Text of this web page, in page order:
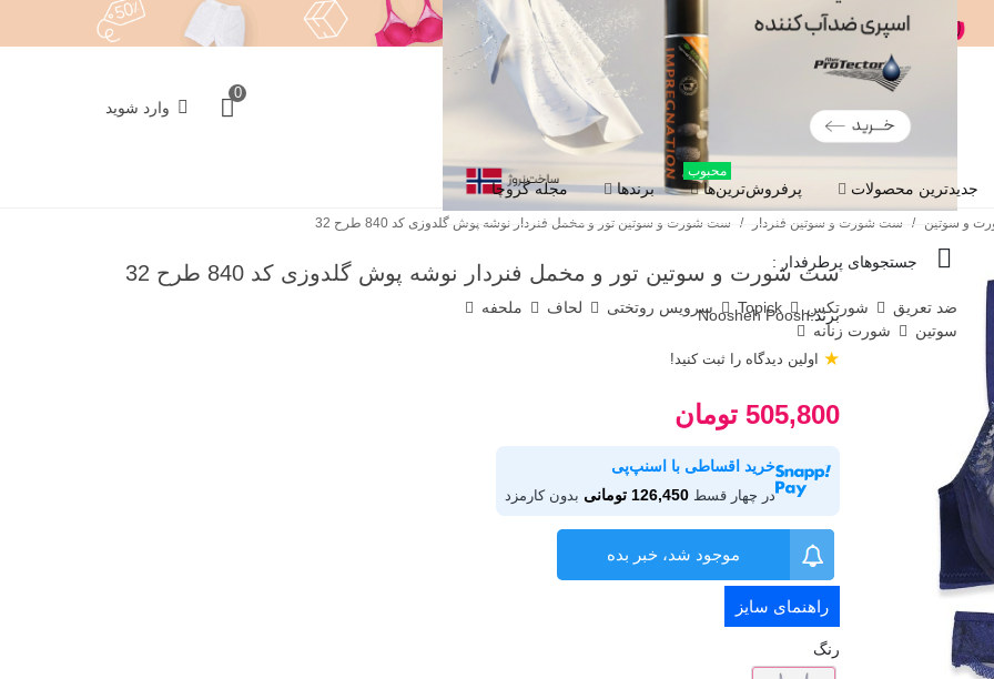
جستجوهای پرطرفدار :
ضد تعریق شورتکس Topick سرویس روتختی لحاف
ملحفه
سوتین
شورت زنانه
0
وارد شوید
جدیدترین محصولات پرفروش‌ترین‌ها
محبوب
برندها مجله گروچا
و سوتین / ست شورت و سوتین فنردار / ست شورت و سوتین تور و مخمل فنردار نوشه پوش گلدوزی کد 840 طرح 32
ست شورت و سوتین تور و مخمل فنردار نوشه پوش گلدوزی کد 840 طرح 32
برند:Noosheh Poosh
اولین دیدگاه را ثبت کنید! ★
505,800 تومان
خرید اقساطی با اسنپ‌پی
در چهار قسط 126,450 تومانی بدون کارمزد
موجود شد، خبر بده
راهنمای سایز
رنگ